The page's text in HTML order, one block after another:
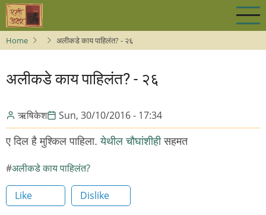
Skip
main
content
Home अलीकडे काय पाहिलंत? - २६
अलीकडे काय पाहिलंत? - २६
ऋषिकेश Sun, 30/10/2016 - 17:34
ए दिल है मुश्किल पाहिला.येथील चौघांशीहीसहमत
अलीकडे काय पाहिलंत?
Like Dislike